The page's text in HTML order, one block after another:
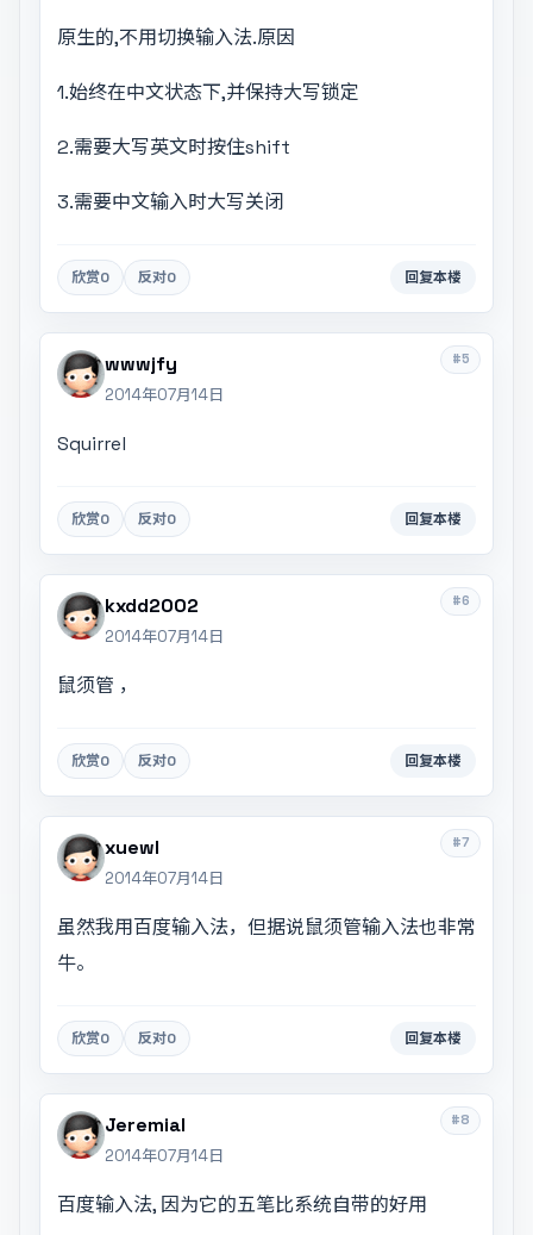
原生的,不用切换输入法.原因
1.始终在中文状态下,并保持大写锁定
2.需要大写英文时按住shift
3.需要中文输入时大写关闭
欣赏0 反对0 回复本楼
#5
wwwjfy
2014年07月14日
Squirrel
欣赏0 反对0 回复本楼
#6
kxdd2002
2014年07月14日
鼠须管 ，
欣赏0 反对0 回复本楼
#7
xuewl
2014年07月14日
虽然我用百度输入法，但据说鼠须管输入法也非常
牛。
欣赏0 反对0 回复本楼
#8
Jeremial
2014年07月14日
百度输入法, 因为它的五笔比系统自带的好用